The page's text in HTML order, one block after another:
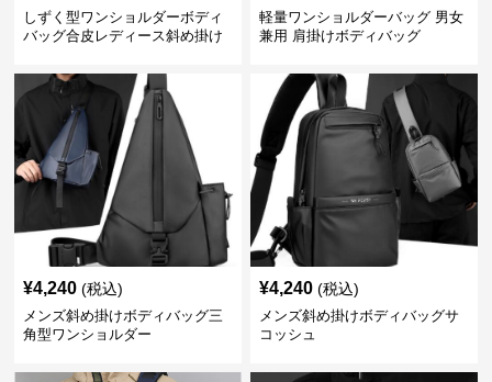
しずく型ワンショルダーボディ
バッグ合皮レディース斜め掛け
軽量ワンショルダーバッグ 男女
兼用 肩掛けボディバッグ
¥4,240 (税込)
メンズ斜め掛けボディバッグ三
角型ワンショルダー
¥4,240 (税込)
メンズ斜め掛けボディバッグサ
コッシュ